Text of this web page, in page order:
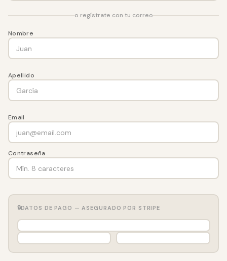
o regístrate con tu correo
Nombre
Apellido
Email
Contraseña
🔒DATOS DE PAGO — ASEGURADO POR STRIPE